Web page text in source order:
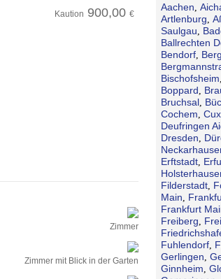
Kaution 900,00 €
Zimmer
Zimmer mit Blick in der Garten
Aachen
Artlenburg
Saulgau
Ballrechten
Bendorf,
Bischofsheim
Boppard
Bruchsal,
Cochem
Deufringen
Dresden
Erftstadt,
Filderstadt,
Main
Frankfurt
Freiberg
Fuhlendorf,
Gerlingen
Ginnheim